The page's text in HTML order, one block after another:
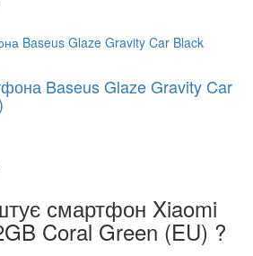
Baseus Glaze Gravity Car
смартфон Xiaomi
Coral Green (EU) ?